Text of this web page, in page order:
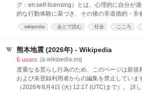
グ：en:self-licensing）とは、心理的に自分が
的な行動体験に基づき、その後の非道徳的・非
的に正当化して行う現象を指す。社会心理学、
概念である[1][2]。 これは、道徳行動と非道徳
えば、運動をしたからカロリーが高いものを食
じてしまうことが挙げられる。これはモラル・
な例である。 この効果は2000年代初頭に英語
日本を含む各国で実証研究が進められている。
自己の「道徳的資格（moral credential）」を強
wikipedia あとで読む 社会 こころ
熊本地震 (2026年) - Wikipedia
6 users ja.wikipedia.org
度重なる荒らし行為のため、このページは新規
および未登録利用者からの編集を禁止していま
（2026年8月4日 (火) 12:17 (UTC)まで）。 詳